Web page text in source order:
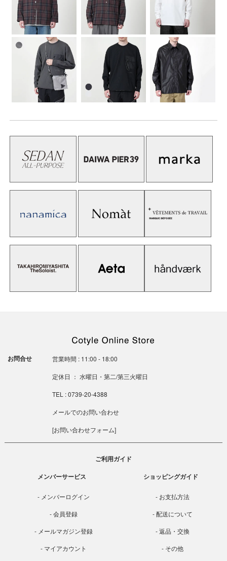
お問合せ 営業時間 : 11:00 - 18:00
定休日 ： 水曜日・第二/第三火曜日
TEL : 0739-20-4388
メールでのお問い合わせ
[お問い合わせフォーム]
ご利用ガイド
メンバーサービス
メンバーログイン
会員登録
メールマガジン登録
マイアカウント
ショッピングガイド
お支払方法
配送について
返品・交換
その他